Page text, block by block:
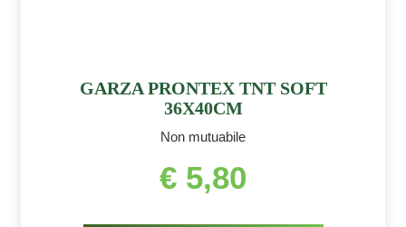
GARZA PRONTEX TNT SOFT
36X40CM
Non mutuabile
€ 5,80